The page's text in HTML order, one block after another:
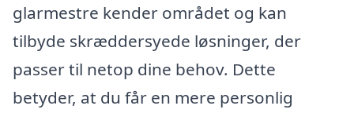
glarmestre kender området og kan
tilbyde skræddersyede løsninger, der
passer til netop dine behov. Dette
betyder, at du får en mere personlig